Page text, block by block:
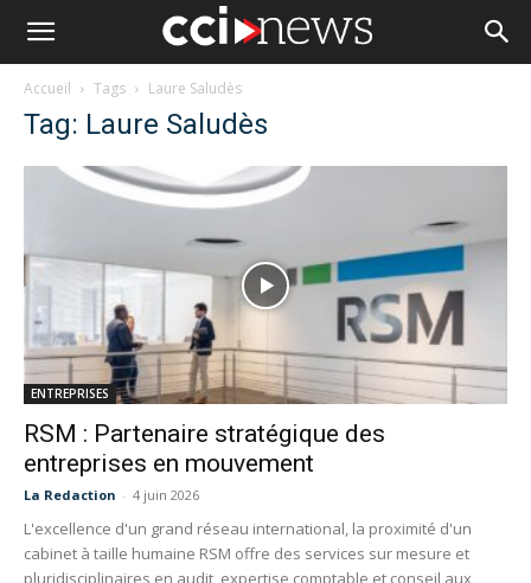
Accueil Tags Laure Saludès
Tag: Laure Saludès
ENTREPRISES
RSM : Partenaire stratégique des
entreprises en mouvement
La Redaction - 4 juin 2026
L'excellence d'un grand réseau international, la proximité d'un
cabinet à taille humaine RSM offre des services sur mesure et